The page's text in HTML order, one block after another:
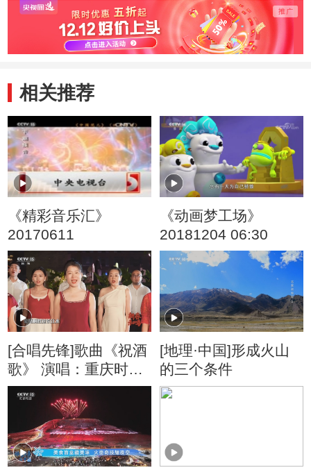
相关推荐
《精彩音乐汇》
20170611
《动画梦工场》
20181204 06:30
[合唱先锋]歌曲《祝酒
歌》 演唱：重庆时光
合唱团
[地理·中国]形成火山
的三个条件